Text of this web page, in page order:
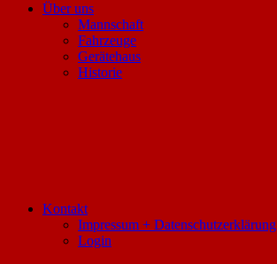
Über uns
Mannschaft
Fahrzeuge
Gerätehaus
Historie
Kontakt
Impressum + Datenschutzerklärung
Login